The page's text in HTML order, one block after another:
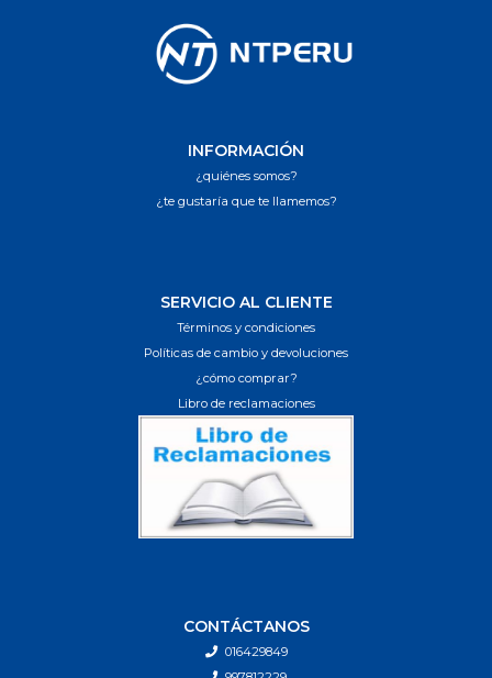
INFORMACIÓN
¿quiénes somos?
¿te gustaría que te llamemos?
SERVICIO AL CLIENTE
Términos y condiciones
Políticas de cambio y devoluciones
¿cómo comprar?
Libro de reclamaciones
CONTÁCTANOS
016429849